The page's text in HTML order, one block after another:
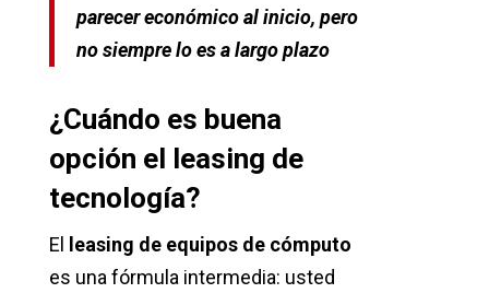
parecer económico al inicio, pero
no siempre lo es a largo plazo
¿Cuándo es buena
opción el leasing de
tecnología?
El
leasing de equipos de cómputo
es una fórmula intermedia: usted